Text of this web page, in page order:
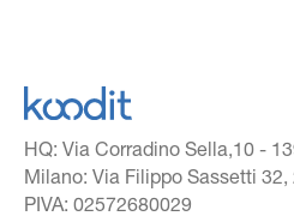
HQ: Via Corradino Sella,10 -
Milano: Via Filippo Sassetti 32,
PIVA: 02572680029